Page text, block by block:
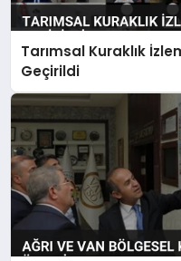
Tarımsal Kuraklık
Geçirildi